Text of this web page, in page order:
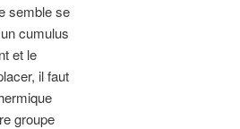
semble se
cumulus
et le
il faut
groupe